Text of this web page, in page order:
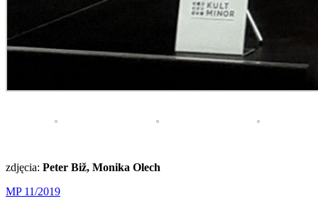
zdjęcia: Peter Biž, Monika Olech
MP 11/2019